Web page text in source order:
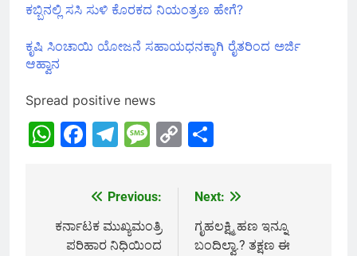
ಕಬ್ಬಿನಲ್ಲಿ ಸಸಿ ಸುಳಿ ಕೊರಕದ ನಿಯಂತ್ರಣ ಹೇಗೆ?
ಕೃಷಿ ಸಿಂಚಾಯಿ ಯೋಜನೆ ಸಹಾಯಧನಕ್ಕಾಗಿ ರೈತರಿಂದ ಅರ್ಜಿ
ಆಹ್ವಾನ
Spread positive news
WhatsApp
Facebook
Telegram
Message
Copy
navigation
Previous:
ಕರ್ನಾಟಕ ಮುಖ್ಯಮಂತ್ರಿ
ಪರಿಹಾರ ನಿಧಿಯಿಂದ
Next:
ಗೃಹಲಕ್ಷ್ಮಿ ಹಣ ಇನ್ನೂ
ಬಂದಿಲ್ವಾ.? ತಕ್ಷಣ ಈ